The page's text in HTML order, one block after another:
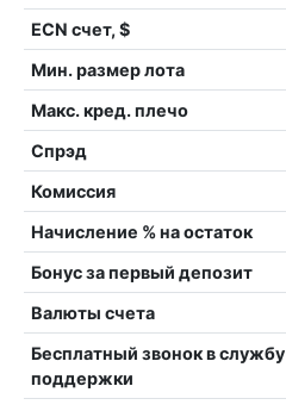
ECN счет, $
Мин. размер лота
Макс. кред. плечо
Спрэд
Комиссия
Начисление % на остаток
Бонус за первый депозит
Валюты счета
Бесплатный звонок в службу
поддержки